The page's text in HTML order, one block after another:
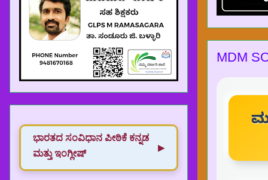
MDM
ಭಾರತದ ಸಂವಿಧಾನ‌ ಪೀಠಿಕೆ ಕನ್ನಡ
ಮತ್ತು ಇಂಗ್ಲೀಷ್
▶